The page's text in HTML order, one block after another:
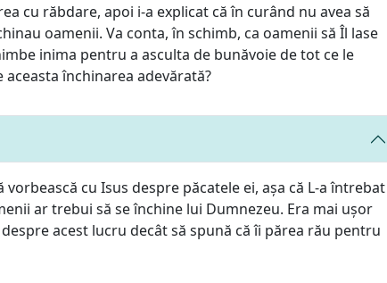
cu răbdare, apoi i-a explicat că în curând nu avea să
oamenii. Va conta, în schimb, ca oamenii să Îl lase
inima pentru a asculta de bunăvoie de tot ce le
aceasta închinarea adevărată?
vorbească cu Isus despre păcatele ei, așa că L-a întrebat
ar trebui să se închine lui Dumnezeu. Era mai ușor
acest lucru decât să spună că îi părea rău pentru